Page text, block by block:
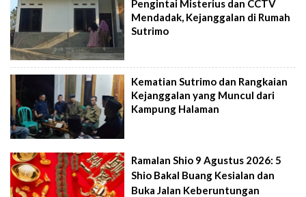
Pengintai Misterius dan CCTV
Mendadak, Kejanggalan di Rumah
Sutrimo
Kematian Sutrimo dan Rangkaian
Kejanggalan yang Muncul dari
Kampung Halaman
Ramalan Shio 9 Agustus 2026: 5
Shio Bakal Buang Kesialan dan
Buka Jalan Keberuntungan